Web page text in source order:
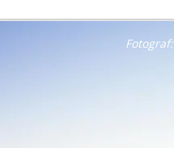
Fotograf: